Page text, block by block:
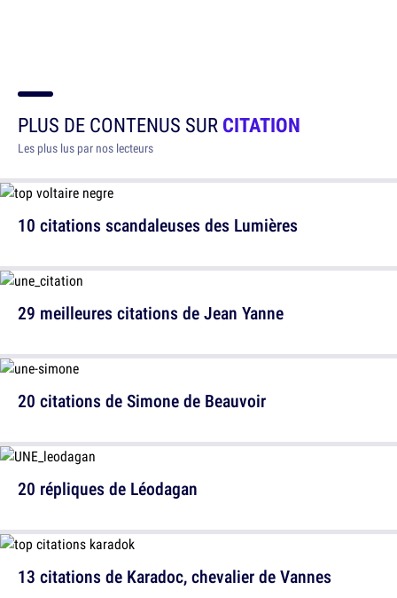
PLUS DE CONTENUS SURCITATION
Les plus lus par nos lecteurs
10 citations scandaleuses des Lumières
20 citations de Simone de Beauvoir
13 citations de Karadoc, chevalier de Vannes
29 meilleures citations de Jean Yanne
20 répliques de Léodagan